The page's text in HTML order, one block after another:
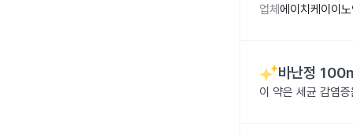
업체 에이치케이이
바난정
이 약은 세균 감염